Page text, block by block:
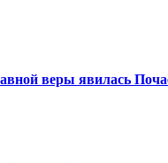
веры явилась